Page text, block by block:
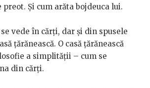
preot. Și cum arăta bojdeuca lui.
vede în cărți, dar și din spusele
țărănească. O casă țărănească
a simplității – cum se
din cărți.